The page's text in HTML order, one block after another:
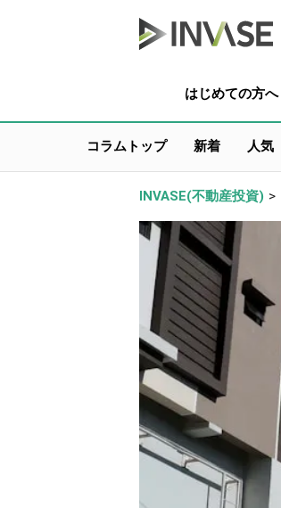
はじめての方へ
コラムトップ 新着 人気
INVASE(不動産投資) >